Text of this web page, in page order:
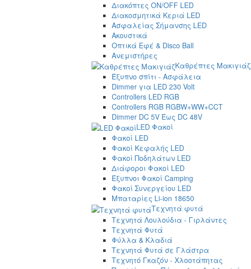
Διακόπτες ON/OFF LED
Διακοσμητικά Κεριά LED
Ασφαλείας Σήμανσης LED
Ακουστικά
Οπτικά Εφέ & Disco Ball
Ανεμιστήρες
Καθρέπτες Μακιγιάζ
Έξυπνο σπίτι - Ασφάλεια
Dimmer για LED 230 Volt
Controllers LED RGB
Controllers RGB RGBW+WW+CCT
Dimmer DC 5V Έως DC 48V
LED Φακοί
Φακοί LED
Φακοί Κεφαλής LED
Φακοί Ποδηλάτων LED
Διάφοροι Φακοί LED
Έξυπνοι Φακοί Camping
Φακοί Συνεργείου LED
Μπαταρίες Li-ion 18650
Τεχνητά φυτά
Τεχνητά Λουλούδια - Γιρλάντες
Τεχνητά Φυτά
Φύλλα & Κλαδιά
Τεχνητά Φυτά σε Γλάστρα
Τεχνητό Γκαζόν - Χλοοτάπητας